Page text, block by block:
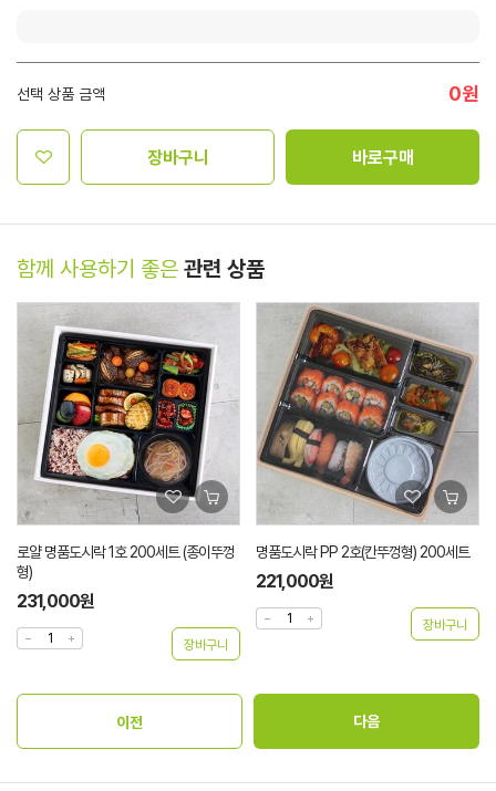
선택 상품 금액 0원
장바구니 바로구매
함께 사용하기 좋은 관련 상품
로얄 명품도시락 1호 200세트 (종이뚜껑
형)
231,000원
명품도시락 PP 2호(칸뚜껑형) 200세트
221,000원